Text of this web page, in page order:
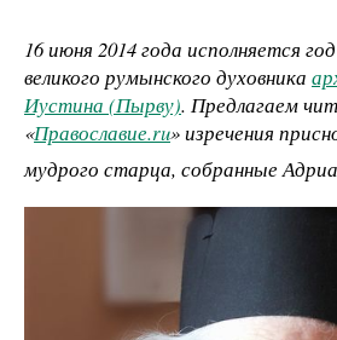
16 июня 2014 года исполняется
великого румынского духовника
Иустина (Пырву). Предлагаем
«Православие.ru» изречения
мудрого старца, собранные